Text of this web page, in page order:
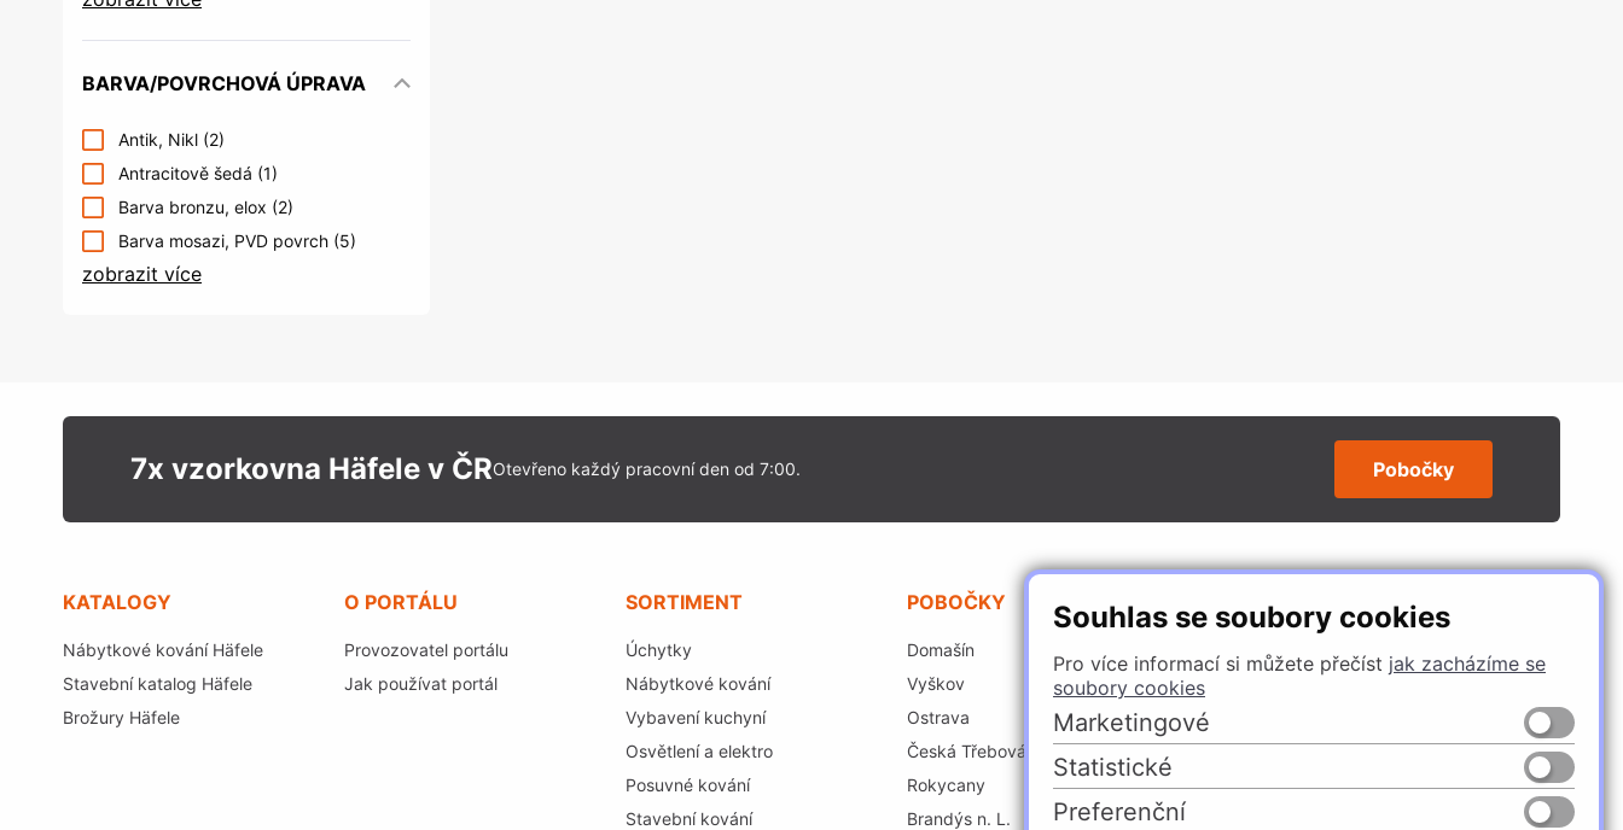
Souhlas se soubory cookies
Pro více informací si můžete přečíst jak zacházíme se
soubory cookies
Marketingové
Statistické
Preferenční
BARVA/POVRCHOVÁ ÚPRAVA
Antik, Nikl (2)
Antracitově šedá (1)
Barva bronzu, elox (2)
Barva mosazi, PVD povrch (5)
zobrazit více
7x vzorkovna Häfele v ČROtevřeno každý pracovní den od 7:00. Pobočky
KATALOGY
Nábytkové kování Häfele
Stavební katalog Häfele
Brožury Häfele
O PORTÁLU
Provozovatel portálu
Jak používat portál
SORTIMENT
Úchytky
Nábytkové kování
Vybavení kuchyní
Osvětlení a elektro
Posuvné kování
Stavební kování
POBOČKY
Domašín
Vyškov
Ostrava
Česká Třebová
Rokycany
Brandýs n. L.
SLEDUJTE NÁS